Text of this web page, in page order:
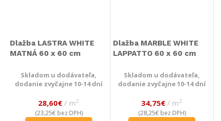
Dlažba LASTRA WHITE
MATNÁ 60 x 60 cm
Skladom u dodávateľa,
dodanie zvyčajne 10-14 dní
28,60€ m2
(23,25€bez DPH)
Dlažba MARBLE WHITE
LAPPATTO 60 x 60 cm
Skladom u dodávateľa,
dodanie zvyčajne 10-14 dní
34,75€ m2
(28,25€bez DPH)